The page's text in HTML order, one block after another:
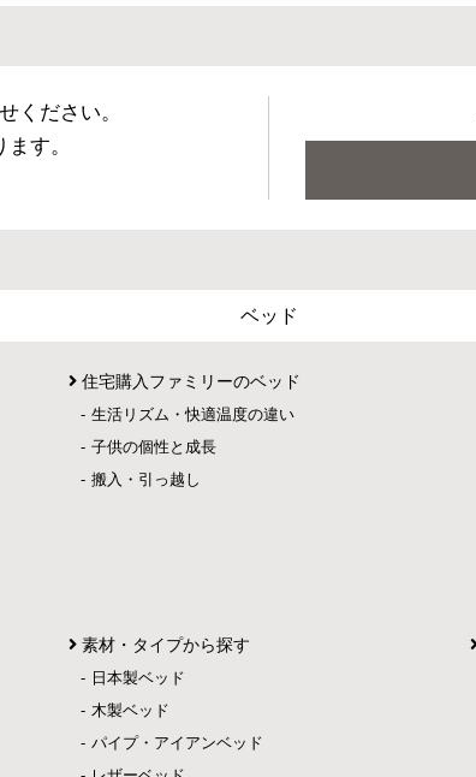
ください。
す。
ベッド
住宅購入ファミリーのベッド
生活リズム・快適温度の違い
子供の個性と成長
搬入・引っ越し
素材・タイプから探す
日本製ベッド
木製ベッド
パイプ・アイアンベッド